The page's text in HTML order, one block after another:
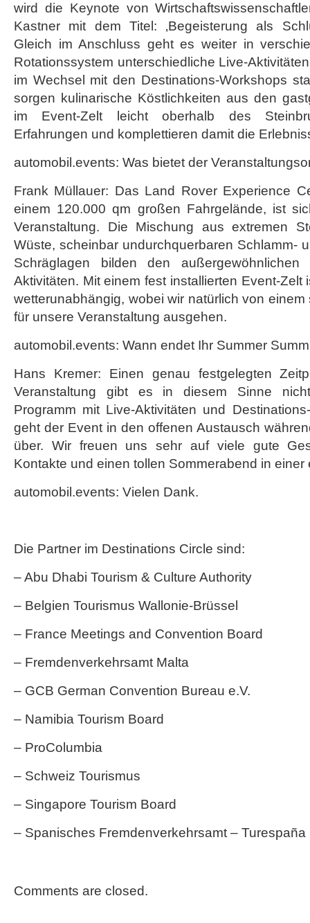
wird die Keynote von
Kastner mit dem Titel: ‚Begeisterung als
Gleich im Anschluss geht es weiter in
Rotationssystem unterschiedliche Live-
im Wechsel mit den Destinations-Workshops
sorgen kulinarische Köstlichkeiten aus den
im Event-Zelt leicht oberhalb des
Erfahrungen und komplettieren damit die
automobil.events: Was bietet der
Frank Müllauer: Das Land Rover Experience
einem 120.000 qm großen Fahrgelände, ist
Veranstaltung. Die Mischung aus extremen
Wüste, scheinbar undurchquerbaren Schlamm-
Schräglagen bilden den
Aktivitäten. Mit einem fest installierten Event-Zelt
wetterunabhängig, wobei wir natürlich von
für unsere Veranstaltung ausgehen.
automobil.events: Wann endet Ihr Summer
Hans Kremer: Einen genau festgelegten
Veranstaltung gibt es in diesem Sinne
Programm mit Live-Aktivitäten und
geht der Event in den offenen Austausch
über. Wir freuen uns sehr auf viele gute
Kontakte und einen tollen Sommerabend in
automobil.events: Vielen Dank.
Die Partner im Destinations Circle sind:
– Abu Dhabi Tourism & Culture Authority
– Belgien Tourismus Wallonie-Brüssel
– France Meetings and Convention Board
– Fremdenverkehrsamt Malta
– GCB German Convention Bureau e.V.
– Namibia Tourism Board
– ProColumbia
– Schweiz Tourismus
– Singapore Tourism Board
– Spanisches Fremdenverkehrsamt – Turespaña
Comments are closed.